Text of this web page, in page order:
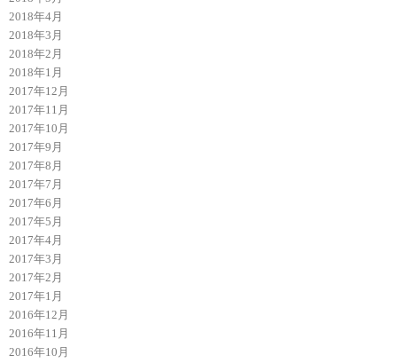
2018年4月
2018年3月
2018年2月
2018年1月
2017年12月
2017年11月
2017年10月
2017年9月
2017年8月
2017年7月
2017年6月
2017年5月
2017年4月
2017年3月
2017年2月
2017年1月
2016年12月
2016年11月
2016年10月